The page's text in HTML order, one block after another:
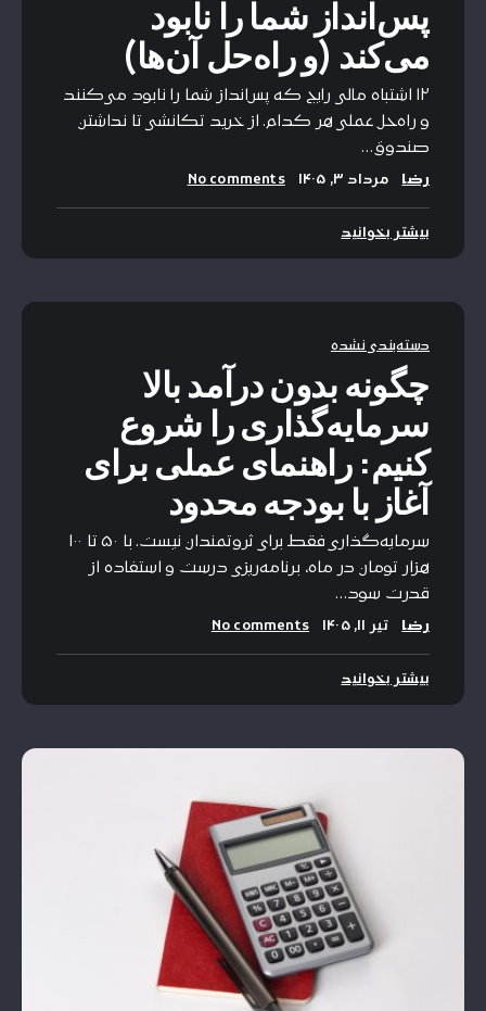
پس‌انداز شما را نابود
می‌کند (و راه‌حل آن‌ها)
۱۲ اشتباه مالی رایج که پس‌انداز شما را نابود می‌کنند
و راه‌حل عملی هر کدام. از خرید تکانشی تا نداشتن
صندوق…
رضا مرداد ۳, ۱۴۰۵ No comments
بیشتر بخوانید
دسته‌بندی نشده
چگونه بدون درآمد بالا
سرمایه‌گذاری را شروع
کنیم: راهنمای عملی برای
آغاز با بودجه محدود
سرمایه‌گذاری فقط برای ثروتمندان نیست. با ۵۰ تا ۱۰۰
هزار تومان در ماه، برنامه‌ریزی درست و استفاده از
قدرت سود…
رضا تیر ۱۱, ۱۴۰۵ No comments
بیشتر بخوانید